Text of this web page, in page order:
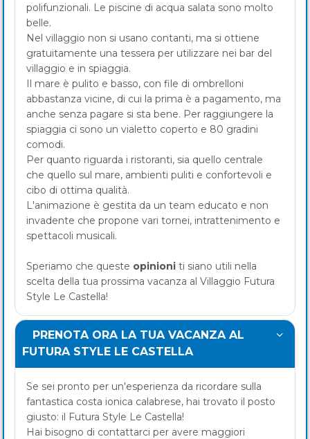
polifunzionali. Le piscine di acqua salata sono molto
belle.
Nel villaggio non si usano contanti, ma si ottiene
gratuitamente una tessera per utilizzare nei bar del
villaggio e in spiaggia.
Il mare è pulito e basso, con file di ombrelloni
abbastanza vicine, di cui la prima è a pagamento, ma
anche senza pagare si sta bene. Per raggiungere la
spiaggia ci sono un vialetto coperto e 80 gradini
comodi.
Per quanto riguarda i ristoranti, sia quello centrale
che quello sul mare, ambienti puliti e confortevoli e
cibo di ottima qualità.
L'animazione è gestita da un team educato e non
invadente che propone vari tornei, intrattenimento e
spettacoli musicali.
Speriamo che queste opinioni ti siano utili nella
scelta della tua prossima vacanza al Villaggio Futura
Style Le Castella!
PRENOTA ORA LA TUA VACANZA AL
FUTURA STYLE LE CASTELLA
Se sei pronto per un'esperienza da ricordare sulla
fantastica costa ionica calabrese, hai trovato il posto
giusto: il Futura Style Le Castella!
Hai bisogno di contattarci per avere maggiori